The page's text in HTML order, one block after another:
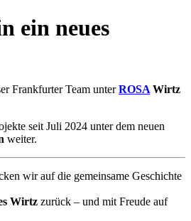
ein neues
Frankfurter Team unterROSA Wirtz
seit Juli 2024 unter dem neuen
weiter.
wir auf die gemeinsame Geschichte
Wirtz zurück – und mit Freude auf